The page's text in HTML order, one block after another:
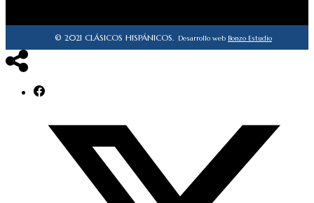
© 2021 CLÁSICOS HISPÁNICOS. Desarrollo web Bonzo Estudio